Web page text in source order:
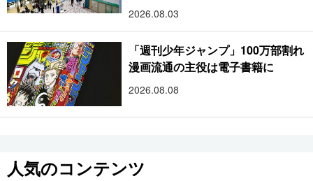
2026.08.03
「週刊少年ジャンプ」100万部割れ
漫画流通の主役は電子書籍に
2026.08.08
人気のコンテンツ